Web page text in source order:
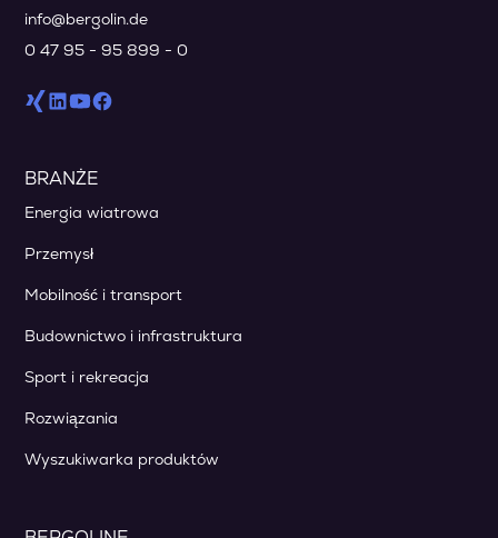
info@bergolin.de
0 47 95 - 95 899 - 0
BRANŻE
Energia wiatrowa
Przemysł
Mobilność i transport
Budownictwo i infrastruktura
Sport i rekreacja
Rozwiązania
Wyszukiwarka produktów